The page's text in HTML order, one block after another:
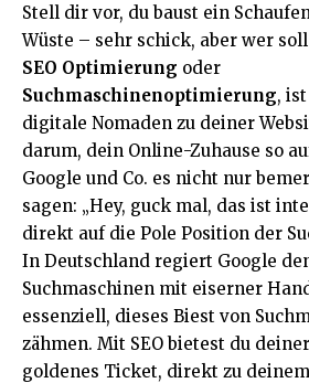
Stell dir vor, du baust ein
Wüste – sehr schick, aber wer
SEO Optimierung oder
Suchmaschinenoptimierung, ist
digitale Nomaden zu deiner
darum, dein Online-Zuhause so
Google und Co. es nicht nur
sagen: „Hey, guck mal, das ist
direkt auf die Pole Position der
In Deutschland regiert Google
Suchmaschinen mit eiserner
essenziell, dieses Biest von
zähmen. Mit SEO bietest du deiner
goldenes Ticket, direkt zu